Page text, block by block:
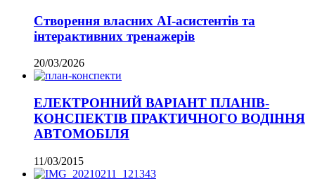
Створення власних AI-асистентів та
інтерактивних тренажерів
20/03/2026
ЕЛЕКТРОННИЙ ВАРІАНТ ПЛАНІВ-
КОНСПЕКТІВ ПРАКТИЧНОГО ВОДІННЯ
АВТОМОБІЛЯ
11/03/2015